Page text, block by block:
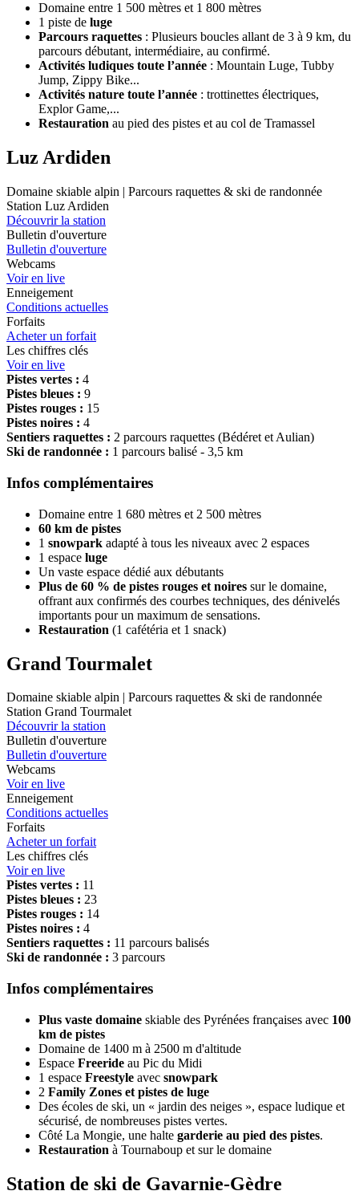
Domaine entre 1 500 mètres et 1 800 mètres
1 piste de luge
Parcours raquettes : Plusieurs boucles allant de 3 à 9 km, du
parcours débutant, intermédiaire, au confirmé.
Activités ludiques toute l’année : Mountain Luge, Tubby
Jump, Zippy Bike...
Activités nature toute l’année : trottinettes électriques,
Explor Game,...
Restauration au pied des pistes et au col de Tramassel
Luz Ardiden
Domaine skiable alpin | Parcours raquettes & ski de randonnée
Station Luz Ardiden
Découvrir la station
Bulletin d'ouverture
Bulletin d'ouverture
Webcams
Voir en live
Enneigement
Conditions actuelles
Forfaits
Acheter un forfait
Les chiffres clés
Voir en live
Pistes vertes : 4
Pistes bleues : 9
Pistes rouges : 15
Pistes noires : 4
Sentiers raquettes : 2 parcours raquettes (Bédéret et Aulian)
Ski de randonnée : 1 parcours balisé - 3,5 km
Infos complémentaires
Domaine entre 1 680 mètres et 2 500 mètres
60 km de pistes
1 snowpark adapté à tous les niveaux avec 2 espaces
1 espace luge
Un vaste espace dédié aux débutants
Plus de 60 % de pistes rouges et noires sur le domaine,
offrant aux confirmés des courbes techniques, des dénivelés
importants pour un maximum de sensations.
Restauration (1 cafétéria et 1 snack)
Grand Tourmalet
Domaine skiable alpin | Parcours raquettes & ski de randonnée
Station Grand Tourmalet
Découvrir la station
Bulletin d'ouverture
Bulletin d'ouverture
Webcams
Voir en live
Enneigement
Conditions actuelles
Forfaits
Acheter un forfait
Les chiffres clés
Voir en live
Pistes vertes : 11
Pistes bleues : 23
Pistes rouges : 14
Pistes noires : 4
Sentiers raquettes : 11 parcours balisés
Ski de randonnée : 3 parcours
Infos complémentaires
Plus vaste domaine skiable des Pyrénées françaises avec 100
km de pistes
Domaine de 1400 m à 2500 m d'altitude
Espace Freeride au Pic du Midi
1 espace Freestyle avec snowpark
2 Family Zones et pistes de luge
Des écoles de ski, un « jardin des neiges », espace ludique et
sécurisé, de nombreuses pistes vertes.
Côté La Mongie, une halte garderie au pied des pistes.
Restauration à Tournaboup et sur le domaine
Station de ski de Gavarnie-Gèdre